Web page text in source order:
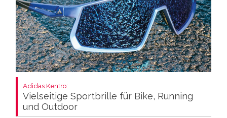
Adidas Kentro:
Vielseitige Sportbrille für Bike, Running
und Outdoor